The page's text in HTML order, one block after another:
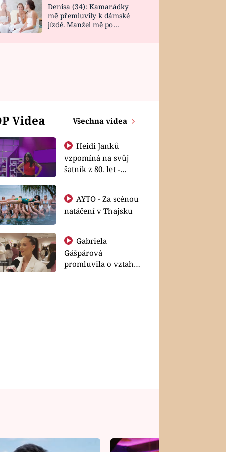
Denisa (34): Kamarádky
mě přemluvily k dámské
jízdě. Manžel mě po
Videa Všechna videa
Heidi Janků
vzpomíná na svůj
šatník z 80. let -
natáčení v Thajsku
Gabriela
Gášpárová
promluvila o vztahu